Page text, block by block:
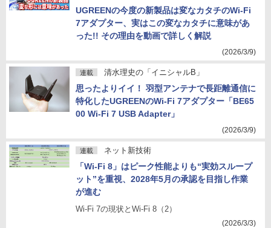
UGREENの今度の新製品は変なカタチのWi-Fi
7アダプター、実はこの変なカタチに意味があ
った!! その理由を動画で詳しく解説
(2026/3/9)
連載 清水理史の「イニシャルB」
思ったよりイイ！ 羽型アンテナで長距離通信に
特化したUGREENのWi-Fi 7アダプター「BE65
00 Wi-Fi 7 USB Adapter」
(2026/3/9)
連載 ネット新技術
「Wi-Fi 8」はピーク性能よりも“実効スループ
ット”を重視、2028年5月の承認を目指し作業
が進む
Wi-Fi 7の現状とWi-Fi 8（2）
(2026/3/3)